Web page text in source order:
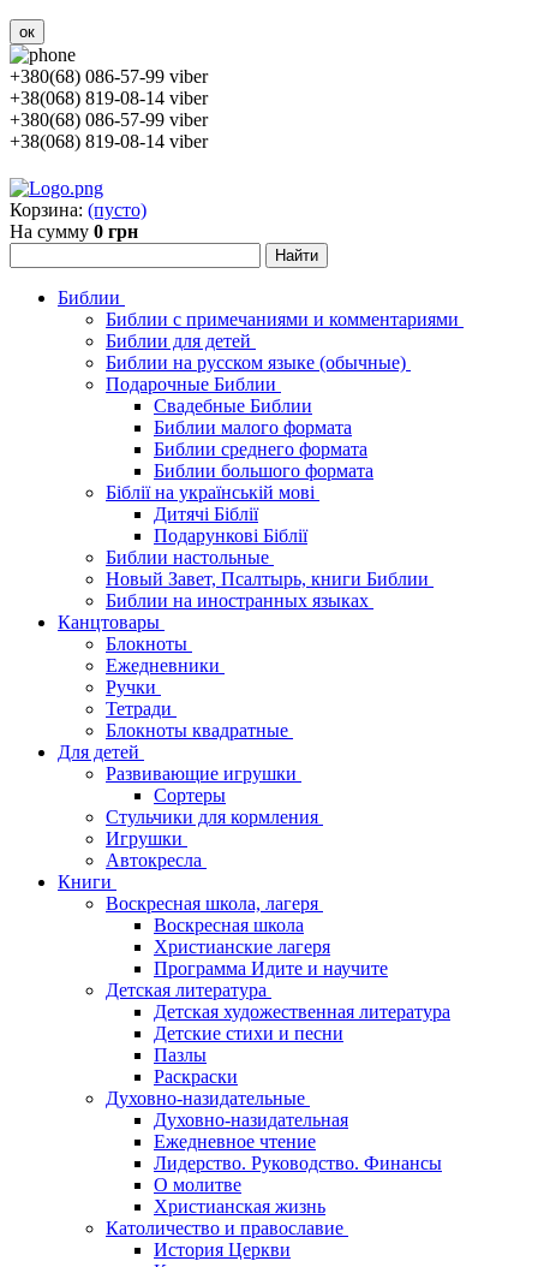
ок
+380(68) 086-57-99 viber
+38(068) 819-08-14 viber
+380(68) 086-57-99 viber
+38(068) 819-08-14 viber
Корзина: (пусто)
На сумму 0 грн
Библии
Библии с примечаниями и комментариями
Библии для детей
Библии на русском языке (обычные)
Подарочные Библии
Свадебные Библии
Библии малого формата
Библии среднего формата
Библии большого формата
Біблії на українській мові
Дитячі Біблії
Подарункові Біблії
Библии настольные
Новый Завет, Псалтырь, книги Библии
Библии на иностранных языках
Канцтовары
Блокноты
Ежедневники
Ручки
Тетради
Блокноты квадратные
Для детей
Развивающие игрушки
Сортеры
Стульчики для кормления
Игрушки
Автокресла
Книги
Воскресная школа, лагеря
Воскресная школа
Христианские лагеря
Программа Идите и научите
Детская литература
Детская художественная литература
Детские стихи и песни
Пазлы
Раскраски
Духовно-назидательные
Духовно-назидательная
Ежедневное чтение
Лидерство. Руководство. Финансы
О молитве
Христианская жизнь
Католичество и православие
История Церкви